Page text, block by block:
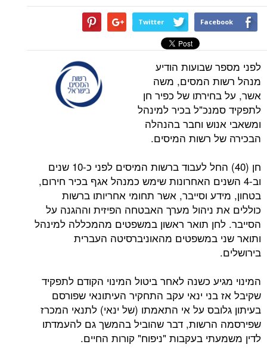
Twitter
שבועות הודיע
המסים, משה
של כפיר חן
בכיר למינהל
וחבר בהנהלה
רשות המיסים.
חן (40) החל לעבוד ברשות המיסים לפני כ-10 שנים
האחרונות שימש כמנהל אגף בכיר חירום,
וסייבר, אשר תחומי אחריותו ברשות
ניהול מערך האבטחה הפיזית וההגנה על
תואר ראשון במשפטים מהמכללה למינהל
במשפטים מהאוניברסיטה העברית
כשנה לאחר ביטול המינוי הקודם לתפקיד
ינאי עקב התחקיר העיתונאי שפורסם
על אי התאמתו (של ינאי) לתנאי המכרז
דבר שהוביל בהמשך גם להעמדתו
בעקבות "ניפוח" קורות החיים.